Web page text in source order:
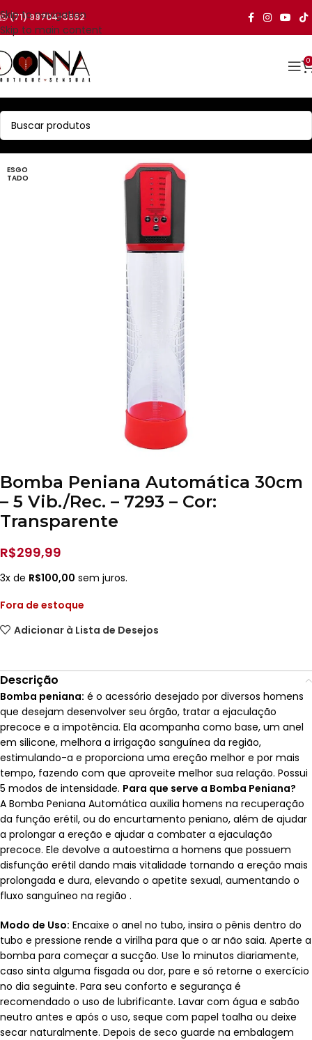
Skip to navigation
Skip to main content
(71) 99704-3552
0
ESGO
TADO
Bomba Peniana Automática 30cm
– 5 Vib./Rec. – 7293 – Cor:
Transparente
R$299,99
3x de R$100,00 sem juros.
Fora de estoque
Adicionar à Lista de Desejos
Descrição
Bomba peniana: é o acessório desejado por diversos homens
que desejam desenvolver seu órgão, tratar a ejaculação
precoce e a impotência. Ela acompanha como base, um anel
em silicone, melhora a irrigação sanguínea da região,
estimulando-a e proporciona uma ereção melhor e por mais
tempo, fazendo com que aproveite melhor sua relação. Possui
5 modos de intensidade. Para que serve a Bomba Peniana?
A Bomba Peniana Automática auxilia homens na recuperação
da função erétil, ou do encurtamento peniano, além de ajudar
a prolongar a ereção e ajudar a combater a ejaculação
precoce. Ele devolve a autoestima a homens que possuem
disfunção erétil dando mais vitalidade tornando a ereção mais
prolongada e dura, elevando o apetite sexual, aumentando o
fluxo sanguíneo na região .
Modo de Uso: Encaixe o anel no tubo, insira o pênis dentro do
tubo e pressione rende a virilha para que o ar não saia. Aperte a
bomba para começar a sucção. Use 1o minutos diariamente,
caso sinta alguma fisgada ou dor, pare e só retorne o exercício
no dia seguinte. Para seu conforto e segurança é
recomendado o uso de lubrificante. Lavar com água e sabão
neutro antes e após o uso, seque com papel toalha ou deixe
secar naturalmente. Depois de seco guarde na embalagem